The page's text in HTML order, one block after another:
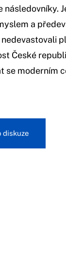
následovníky.
a
České
se moderním
diskuze